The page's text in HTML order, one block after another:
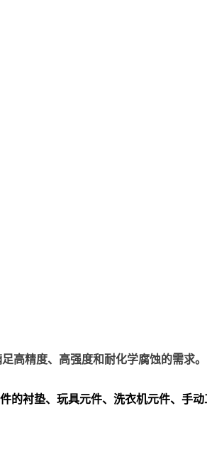
高精度、高强度和耐化学腐蚀的需求。
的衬垫、玩具元件、洗衣机元件、手